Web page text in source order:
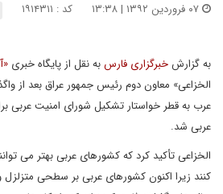
کد : ۱۹۱۴۳۱۱
به گزارشخبرگزاری فارسبه نقل از پایگاه خبری
الخزاعی» معاون دوم رئیس جمهور عراق بعد از
عرب به قطر خواستار تشکیل شورای امنیت عربی
عربی شد.
الخزاعی تأکید کرد که کشورهای عربی بهتر می
کنند زیرا اکنون کشورهای عربی بر سطحی متزلزل